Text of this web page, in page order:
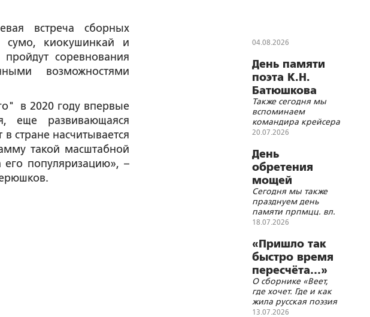
встреча сборных
сумо, киокушинкай и
соревнования
возможностями
в 2020 году впервые
еще развивающаяся
стране насчитывается
такой масштабной
популяризацию», –
04.08.2026
День памяти
поэта К.Н.
Батюшкова
Также сегодня мы
вспоминаем
командира крейсера
«Варяг»
дипломата
Я.И.Булгакова,
архитектора
В.Г.Сретенского,
математика
А.А.Маркова,
ректора МГУ
А.А.Мануйлова,
Н.Д.Шаховскую-Шик,
поэта
М.В.Исаковского и
генерала армии
Д.Д.Лелюшенко
20.07.2026
День
обретения
мощей
преподобного
Сергия
Радонежского
Сегодня мы также
празднуем день
памяти прпмцц. вл.
кн. Елисаветы и
вспоминаем
Императора Иоанна
VI и живописца
В.Д.Поленова
18.07.2026
«Пришло так
быстро время
пересчёта…»
О сборнике «Веет,
где хочет. Где и как
жила русская поэзия
в 1990-х – 2000-х»
13.07.2026